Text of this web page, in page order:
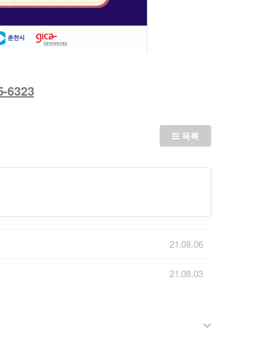
6323
목록
21.08.06
21.08.03